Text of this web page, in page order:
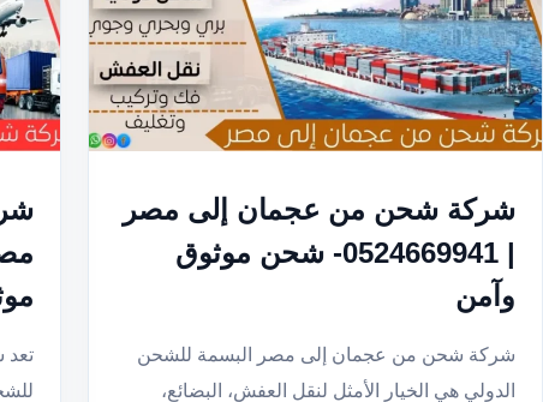
شركة شحن من عجمان إلى مصر
| 0524669941- شحن موثوق
وآمن
شركة شحن من عجمان إلى مصر البسمة للشحن
الدولي هي الخيار الأمثل لنقل العفش، البضائع،